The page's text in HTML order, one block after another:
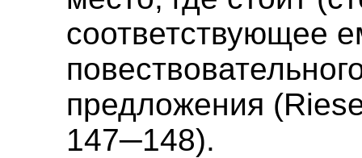
соответствующее
предложения
147─148).